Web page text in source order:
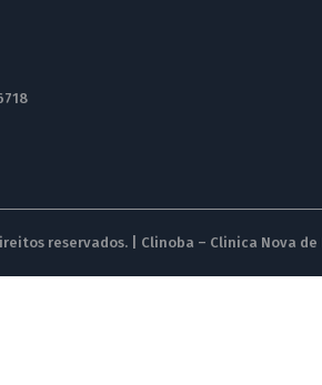
reservados. | Clinoba – Clinica Nova de